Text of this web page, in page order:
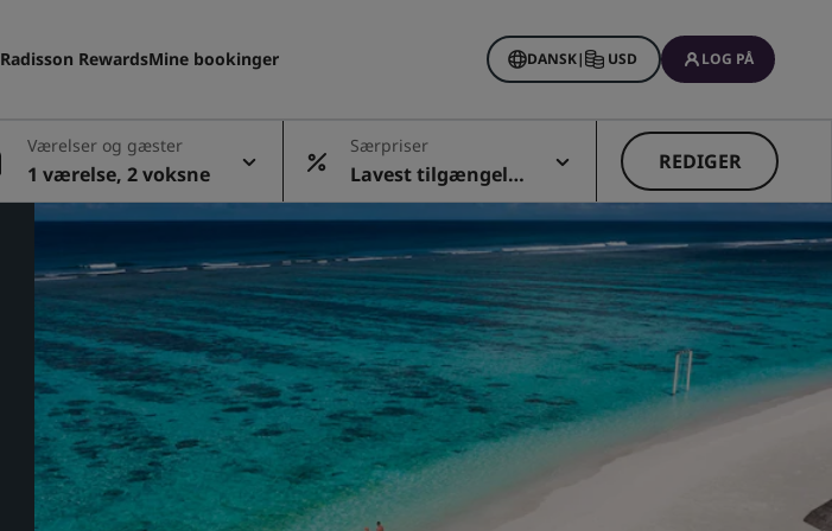
Radisson RewardsMine bookinger DANSK| USD LOG PÅ
Værelser og gæster
1 værelse, 2 voksne
Særpriser
Lavest tilgængelig
e pris
REDIGER